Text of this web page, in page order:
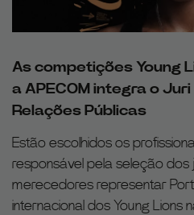
As competições Young
a APECOM integra o
Relações Públicas
Estão escolhidos os
responsável pela seleção dos
merecedores representar
internacional dos Young Lions